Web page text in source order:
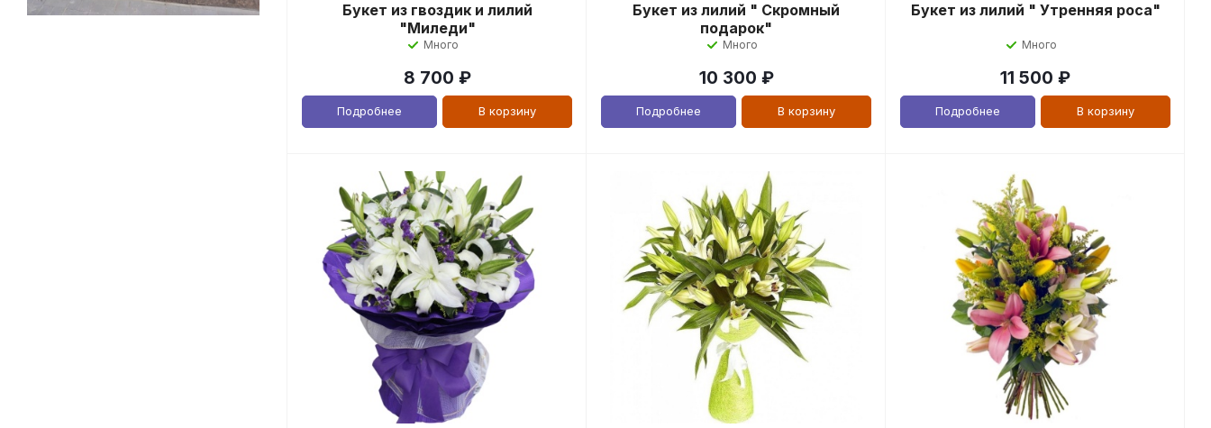
Букет из гвоздик и лилий
"Миледи"
Много
8 700 ₽
Подробнее В корзину
Букет из лилий " Скромный
подарок"
Много
10 300 ₽
Подробнее В корзину
Букет из лилий " Утренняя роса"
Много
11 500 ₽
Подробнее В корзину